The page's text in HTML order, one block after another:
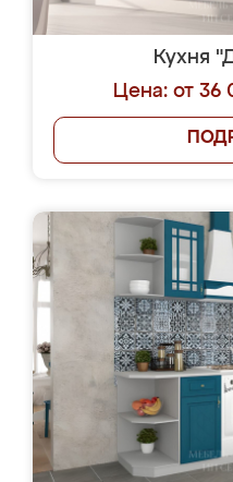
Кухня
Цена: от 36